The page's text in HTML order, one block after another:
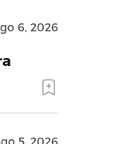
6, 2026
5, 2026